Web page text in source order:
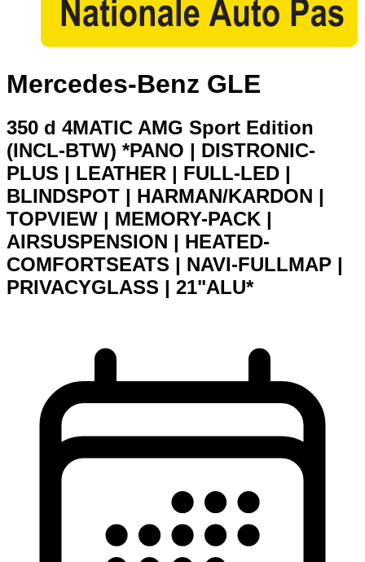
Mercedes-Benz GLE
350 d 4MATIC AMG Sport Edition
(INCL-BTW) *PANO | DISTRONIC-
PLUS | LEATHER | FULL-LED |
BLINDSPOT | HARMAN/KARDON |
TOPVIEW | MEMORY-PACK |
AIRSUSPENSION | HEATED-
COMFORTSEATS | NAVI-FULLMAP |
PRIVACYGLASS | 21"ALU*